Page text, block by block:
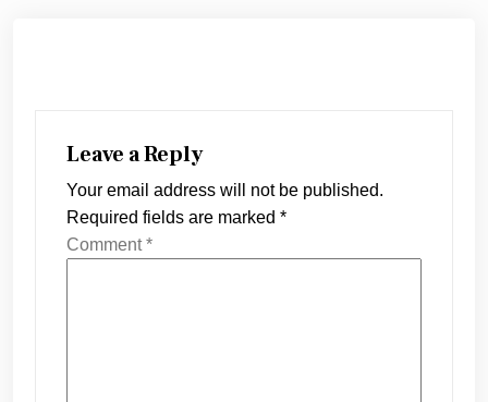
Leave a Reply
Your email address will not be published.
Required fields are marked *
Comment*